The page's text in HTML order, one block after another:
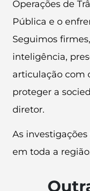
Operações de
Pública e o
Seguimos
inteligência,
articulação com
proteger a
diretor.
As
em toda a